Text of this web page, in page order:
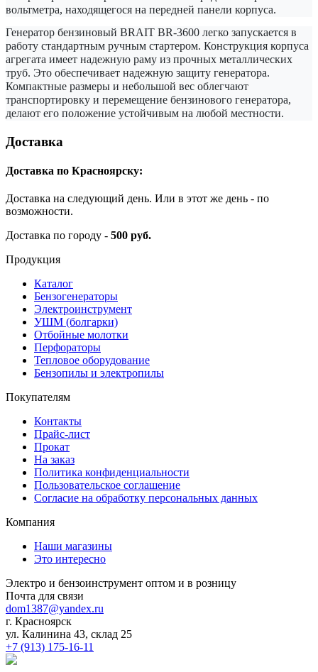
вольтметра, находящегося на передней панели корпуса.
Генератор бензиновый BRAIT BR-3600 легко запускается в
работу стандартным ручным стартером. Конструкция корпуса
агрегата имеет надежную раму из прочных металлических
труб. Это обеспечивает надежную защиту генератора.
Компактные размеры и небольшой вес облегчают
транспортировку и перемещение бензинового генератора,
делают его положение устойчивым на любой местности.
Доставка
Доставка по Красноярску:
Доставка на следующий день. Или в этот же день - по
возможности.
Доставка по городу - 500 руб.
Продукция
Каталог
Бензогенераторы
Электроинструмент
УШМ (болгарки)
Отбойные молотки
Перфораторы
Тепловое оборудование
Бензопилы и электропилы
Покупателям
Контакты
Прайс-лист
Прокат
На заказ
Политика конфиденциальности
Пользовательское соглашение
Согласие на обработку персональных данных
Компания
Наши магазины
Это интересно
Электро и бензоинструмент оптом и в розницу
Почта для связи
dom1387@yandex.ru
г. Красноярск
ул. Калинина 43, склад 25
+7 (913) 175-16-11